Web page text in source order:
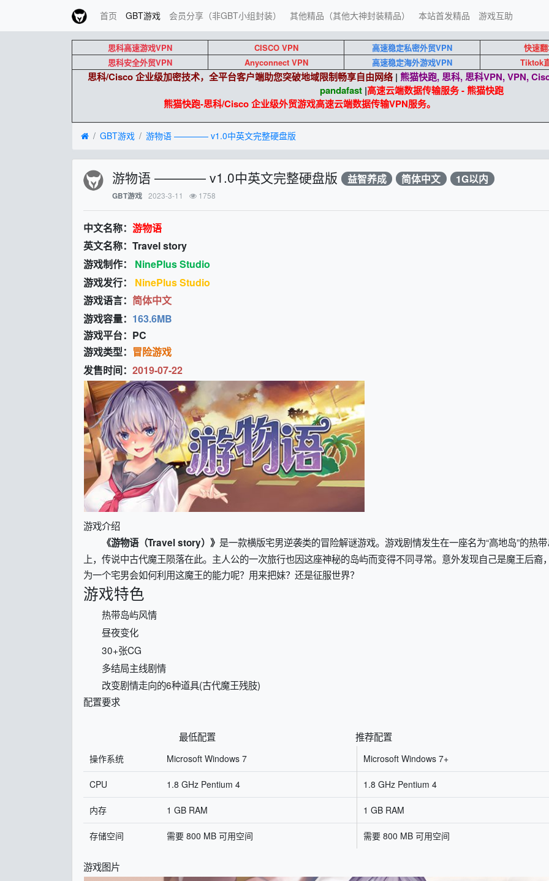
首页 GBT游戏 会员分享（非GBT小组封装） 其他精品（其他大神封装精品） 本站首发精品 游戏互助
思科高速游戏VPN CISCO VPN 高速稳定私密外贸VPN
快速
思科安全外贸VPN
Anyconnect VPN 高速稳定海外游戏VPN Tiktok
思科/Cisco 企业级加密技术，全平台客户端助您突破地域限制畅享自由网络| 熊猫快跑, 思科, 思科VPN, VPN,
pandafast |高速云端数据传输服务 - 熊猫快跑
熊猫快跑-思科/Cisco 企业级外贸游戏高速云端数据传输VPN服务。
GBT游戏 游物语 ———— v1.0中英文完整硬盘版
游物语 ———— v1.0中英文完整硬盘版 益智养成 简体中文 1G以内
GBT游戏 2023-3-11 1758
中文名称： 游物语
英文名称：Travel story
游戏制作：
NinePlus Studio
游戏发行：
NinePlus Studio
游戏语言： 简体中文
游戏容量： 163.6MB
游戏平台：PC
游戏类型： 冒险游戏
发售时间： 2019-07-22
游戏介绍
《游物语（Travel story）》是一款横版宅男逆袭类的冒险解谜游戏。游戏剧情发生在一座名为“高地岛”的热
上，传说中古代魔王陨落在此。主人公的一次旅行也因这座神秘的岛屿而变得不同寻常。意外发现自己是魔王后裔
为一个宅男会如何利用这魔王的能力呢？用来把妹？还是征服世界？
游戏特色
热带岛屿风情
昼夜变化
30+张CG
多结局主线剧情
改变剧情走向的6种道具(古代魔王残肢)
配置要求
最低配置 推荐配置
操作系统 Microsoft Windows 7 Microsoft Windows 7+
CPU 1.8 GHz Pentium 4 1.8 GHz Pentium 4
内存 1 GB RAM 1 GB RAM
存储空间 需要 800 MB 可用空间 需要 800 MB 可用空间
游戏图片